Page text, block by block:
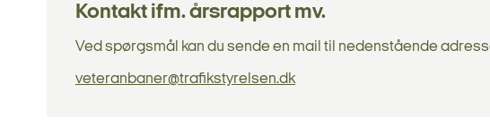
Kontakt ifm. årsrapport mv.
Ved spørgsmål kan du sende en mail til nedenstående
veteranbaner@trafikstyrelsen.dk